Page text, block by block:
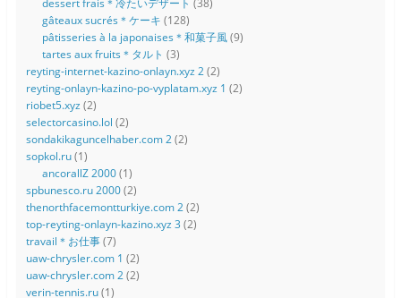
dessert frais＊冷たいデザート (38)
gâteaux sucrés＊ケーキ (128)
pâtisseries à la japonaises＊和菓子風(9)
tartes aux fruits＊タルト (3)
reyting-internet-kazino-onlayn.xyz 2(2)
reyting-onlayn-kazino-po-vyplatam.xyz 1 (2)
riobet5.xyz (2)
selectorcasino.lol (2)
sondakikaguncelhaber.com 2(2)
sopkol.ru(1)
ancorallZ 2000(1)
spbunesco.ru 2000(2)
thenorthfacemontturkiye.com 2(2)
top-reyting-onlayn-kazino.xyz 3 (2)
travail＊お仕事(7)
uaw-chrysler.com 1 (2)
uaw-chrysler.com 2(2)
verin-tennis.ru(1)